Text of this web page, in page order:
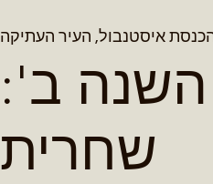
איסטנבול, העיר העתיקה
ב':
שחרית